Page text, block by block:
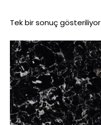
Tek bir sonuç gösteriliyor